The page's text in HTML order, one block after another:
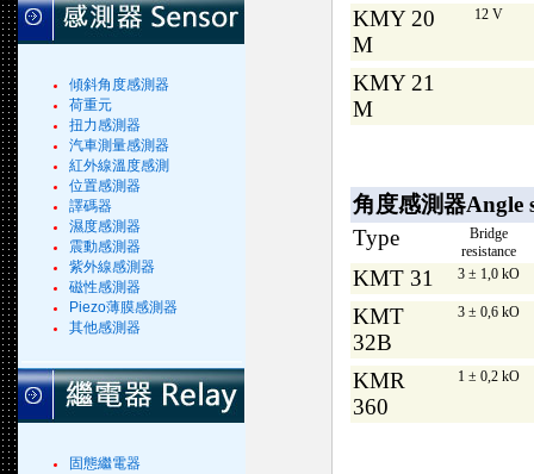
傾斜角度感測器
荷重元
扭力感測器
汽車測量感測器
紅外線溫度感測
位置感測器
譯碼器
濕度感測器
震動感測器
紫外線感測器
磁性感測器
Piezo薄膜感測器
其他感測器
固態繼電器
KMY 20
M
12 V
KMY 21
M
角度感測器Angle
Type
Bridge
resistance
KMT 31 3 ± 1,0 kO
KMT
32B
3 ± 0,6 kO
KMR
360
1 ± 0,2 kO